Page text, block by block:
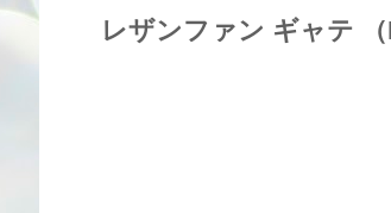
レザンファン ギャテ